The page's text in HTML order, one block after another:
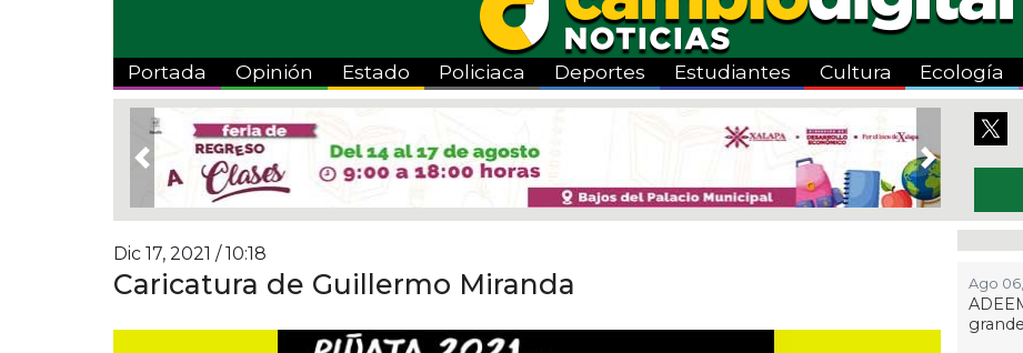
Portada Opinión Estado Policiaca Deportes Estudiantes Cultura Ecología
Previous Next
Dic 17, 2021 / 10:18
Caricatura de Guillermo Miranda Ago